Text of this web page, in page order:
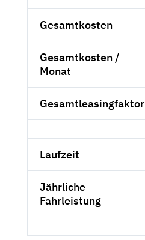
Gesamtkosten
Gesamtkosten /
Monat
Gesamtleasingfaktor
Laufzeit
Jährliche
Fahrleistung